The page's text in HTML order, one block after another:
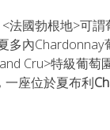
法國勃根地>可
多內
Cru>特級葡萄
一座位於夏布利